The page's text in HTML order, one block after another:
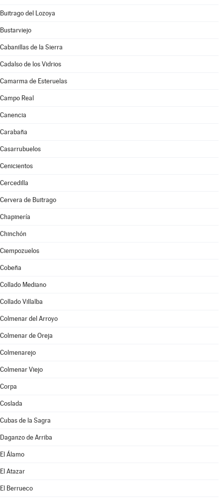
Buitrago del Lozoya
Bustarviejo
Cabanillas de la Sierra
Cadalso de los Vidrios
Camarma de Esteruelas
Campo Real
Canencia
Carabaña
Casarrubuelos
Cenicientos
Cercedilla
Cervera de Buitrago
Chapinería
Chinchón
Ciempozuelos
Cobeña
Collado Mediano
Collado Villalba
Colmenar del Arroyo
Colmenar de Oreja
Colmenarejo
Colmenar Viejo
Corpa
Coslada
Cubas de la Sagra
Daganzo de Arriba
El Álamo
El Atazar
El Berrueco